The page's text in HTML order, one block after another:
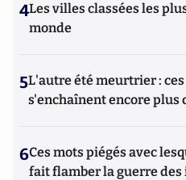
4Les villes classées les
monde
5L'autre été meurtrier :
s'enchaînent encore plus
6Ces mots piégés avec
fait flamber la guerre des